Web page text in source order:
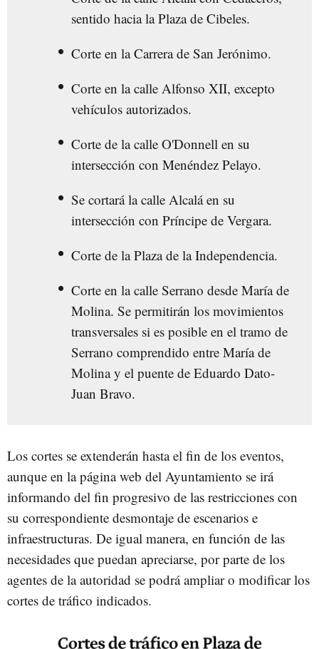
sentido hacia la Plaza de Cibeles.
Corte en la Carrera de San Jerónimo.
Corte en la calle Alfonso XII, excepto
vehículos autorizados.
Corte de la calle O'Donnell en su
intersección con Menéndez Pelayo.
Se cortará la calle Alcalá en su
intersección con Príncipe de Vergara.
Corte de la Plaza de la Independencia.
Corte en la calle Serrano desde María de
Molina. Se permitirán los movimientos
transversales si es posible en el tramo de
Serrano comprendido entre María de
Molina y el puente de Eduardo Dato-
Juan Bravo.
Los cortes se extenderán hasta el fin de los eventos,
aunque en la página web del Ayuntamiento se irá
informando del fin progresivo de las restricciones con
su correspondiente desmontaje de escenarios e
infraestructuras. De igual manera, en función de las
necesidades que puedan apreciarse, por parte de los
agentes de la autoridad se podrá ampliar o modificar los
cortes de tráfico indicados.